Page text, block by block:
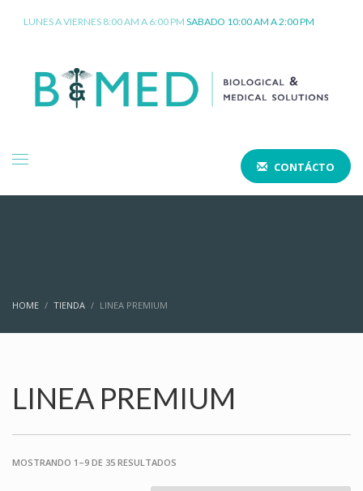
LUNES A VIERNES 8:00 AM A 6:00 PM SABADO 10:00 AM A 2:00 PM
CONTÁCTO
HOME TIENDA LINEA PREMIUM
LINEA PREMIUM
MOSTRANDO 1–9 DE 35 RESULTADOS